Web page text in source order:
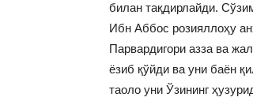
билан тақдирлайди.
Ибн Аббос розияллоҳу
Парвардигори азза ва
ёзиб қўйди ва уни баён
таоло уни Ўзининг